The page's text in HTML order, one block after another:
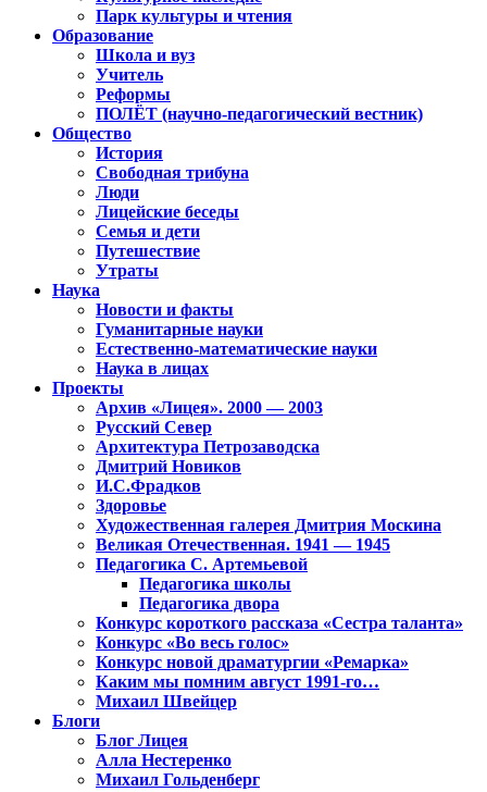
Парк культуры и чтения
Образование
Школа и вуз
Учитель
Реформы
ПОЛЁТ (научно-педагогический вестник)
Общество
История
Свободная трибуна
Люди
Лицейские беседы
Семья и дети
Путешествие
Утраты
Наука
Новости и факты
Гуманитарные науки
Естественно-математические науки
Наука в лицах
Проекты
Архив «Лицея». 2000 — 2003
Русский Север
Архитектура Петрозаводска
Дмитрий Новиков
И.С.Фрадков
Здоровье
Художественная галерея Дмитрия Москина
Великая Отечественная. 1941 — 1945
Педагогика С. Артемьевой
Педагогика школы
Педагогика двора
Конкурс короткого рассказа «Сестра таланта»
Конкурс «Во весь голос»
Конкурс новой драматургии «Ремарка»
Каким мы помним август 1991-го…
Михаил Швейцер
Блоги
Блог Лицея
Алла Нестеренко
Михаил Гольденберг